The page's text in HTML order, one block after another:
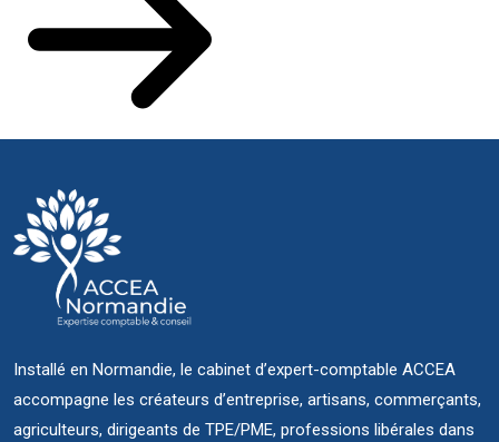
Installé en Normandie, le cabinet d’expert-comptable ACCEA
accompagne les créateurs d’entreprise, artisans, commerçants,
agriculteurs, dirigeants de TPE/PME, professions libérales dans